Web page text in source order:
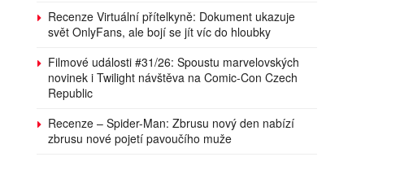
Recenze Virtuální přítelkyně: Dokument ukazuje
svět OnlyFans, ale bojí se jít víc do hloubky
Filmové události #31/26: Spoustu marvelovských
novinek i Twilight návštěva na Comic-Con Czech
Republic
Recenze – Spider-Man: Zbrusu nový den nabízí
zbrusu nové pojetí pavoučího muže